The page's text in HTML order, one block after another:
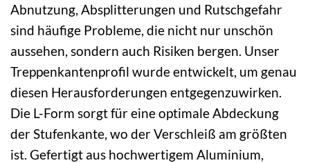
Abnutzung, Absplitterungen und Rutschgefahr
sind häufige Probleme, die nicht nur unschön
aussehen, sondern auch Risiken bergen. Unser
Treppenkantenprofil wurde entwickelt, um genau
diesen Herausforderungen entgegenzuwirken.
Die L-Form sorgt für eine optimale Abdeckung
der Stufenkante, wo der Verschleiß am größten
ist. Gefertigt aus hochwertigem Aluminium,